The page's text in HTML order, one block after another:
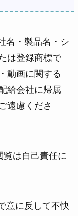
・製品名・シ
は登録商標で
動画に関する
給会社に帰属
遠慮くださ
は自己責任に
に反して不快